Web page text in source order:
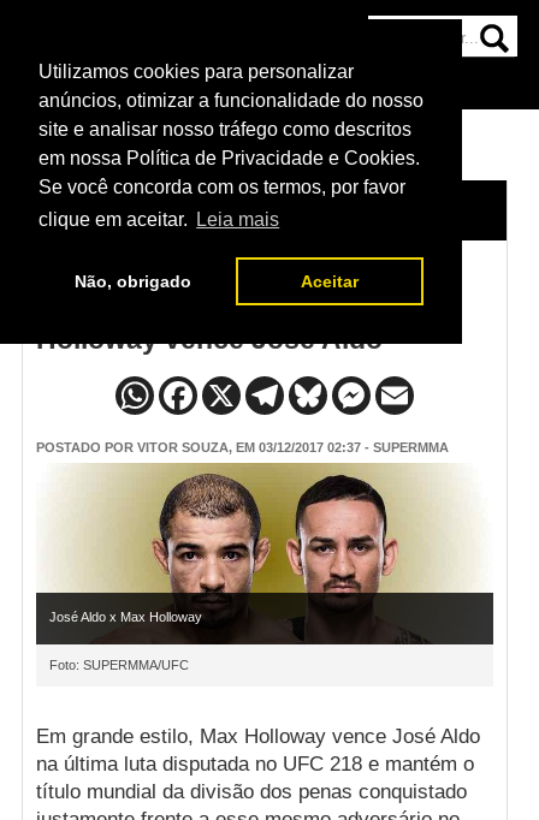
Utilizamos cookies para personalizar
anúncios, otimizar a funcionalidade do nosso
site e analisar nosso tráfego como descritos
em nossa Política de Privacidade e Cookies.
Se você concorda com os termos, por favor
clique em aceitar.
Leia mais
Não, obrigado Aceitar
NOTÍCIAS
HOME NOTÍCIAS
Resultado UFC 218 - Max
Holloway vence José Aldo
POSTADO POR VITOR SOUZA, EM 03/12/2017 02:37 - SUPERMMA
José Aldo x Max Holloway
Foto: SUPERMMA/UFC
Em grande estilo, Max Holloway vence José Aldo
na última luta disputada no UFC 218 e mantém o
título mundial da divisão dos penas conquistado